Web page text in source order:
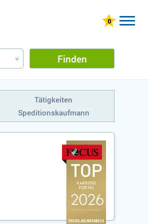
» Finden
Tätigkeiten
Speditionskaufmann